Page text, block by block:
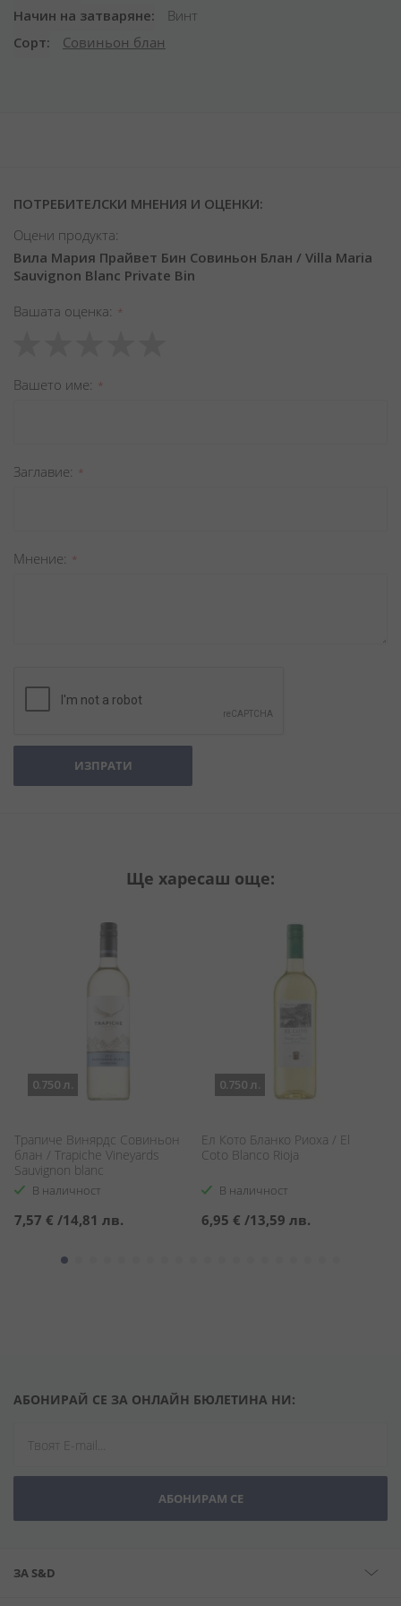
Начин на затваряне
Винт
Сорт
Совиньон блан
ПОТРЕБИТЕЛСКИ МНЕНИЯ И ОЦЕНКИ:
Оцени продукта:
Вила Мария Прайвeт Бин Совиньон Блан / Villa Maria
Sauvignon Blanc Private Bin
Вашата оценка
star
stars
stars
stars
stars
Вашето име
Заглавиe
Мнение
ИЗПРАТИ
Ще харесаш още:
0.750 л.
Трапиче Винярдс Совиньон
блан / Trapiche Vineyards
Sauvignon blanc
В наличност
7,57 € /14,81 лв.
0.750 л.
Ел Кото Бланко Риоха / El
Coto Blanco Rioja
В наличност
6,95 € /13,59 лв.
АБОНИРАЙ СЕ ЗА ОНЛАЙН БЮЛЕТИНА НИ:
АБОНИРАМ СЕ
ЗА S&D